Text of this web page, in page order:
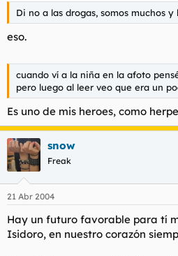
Di no a las drogas, somos muchos y
eso.
cuando ví a la niña en la afoto
pero luego al leer veo que era un
Es uno de mis heroes, como
snow
Freak
21 Abr 2004
Hay un futuro favorable para tí
Isidoro, en nuestro corazón